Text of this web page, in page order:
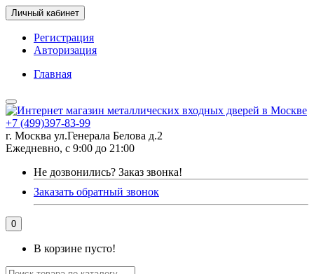
Личный кабинет
Регистрация
Авторизация
Главная
+7 (499)397-83-99
г. Москва ул.Генерала Белова д.2
Ежедневно, с 9:00 до 21:00
Не дозвонились? Заказ звонка!
Заказать обратный звонок
0
В корзине пусто!